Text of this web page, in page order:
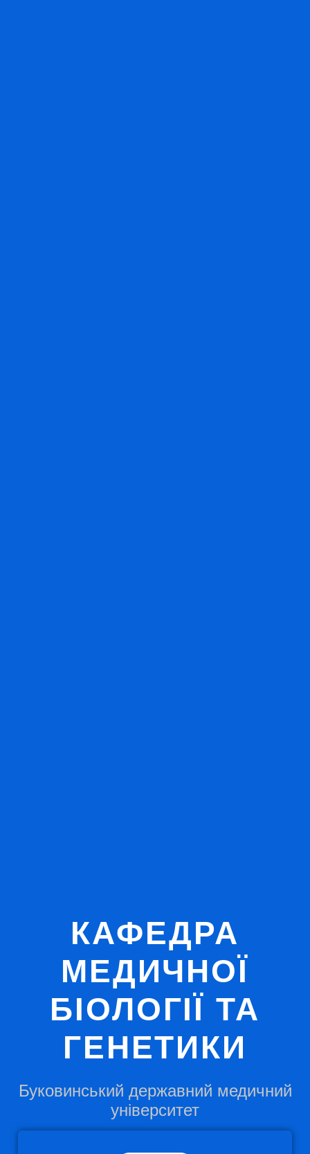
КАФЕДРА
МЕДИЧНОЇ
БІОЛОГІЇ ТА
ГЕНЕТИКИ
Буковинський державний медичний
університет